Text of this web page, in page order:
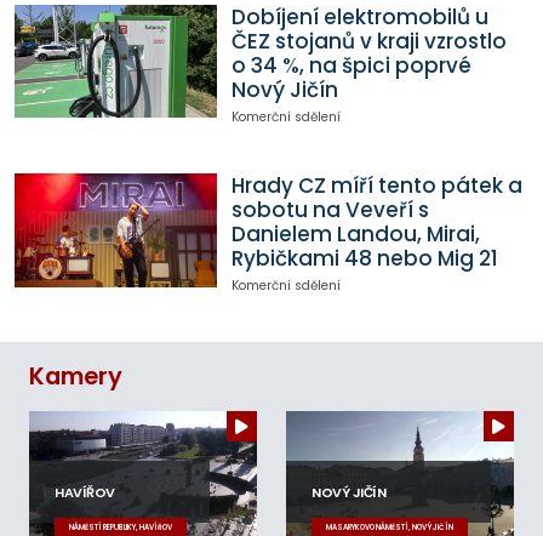
Dobíjení elektromobilů u
ČEZ stojanů v kraji vzrostlo
o 34 %, na špici poprvé
Nový Jičín
Komerční sdělení
Hrady CZ míří tento pátek a
sobotu na Veveří s
Danielem Landou, Mirai,
Rybičkami 48 nebo Mig 21
Komerční sdělení
Kamery
HAVÍŘOV
NÁMĚSTÍ REPUBLIKY, HAVÍŘOV
NOVÝ JIČÍN
MASARYKOVO NÁMĚSTÍ, NOVÝ JIČÍN